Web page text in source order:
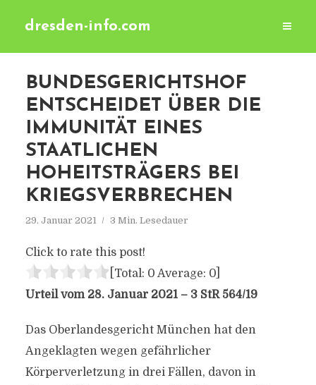
dresden-info.com
BUNDESGERICHTSHOF
ENTSCHEIDET ÜBER DIE
IMMUNITÄT EINES
STAATLICHEN
HOHEITSTRÄGERS BEI
KRIEGSVERBRECHEN
29. Januar 2021 3 Min. Lesedauer
Click to rate this post!
[Total: 0 Average: 0]
Urteil vom 28. Januar 2021 – 3 StR 564/19
Das Oberlandesgericht München hat den
Angeklagten wegen gefährlicher
Körperverletzung in drei Fällen, davon in